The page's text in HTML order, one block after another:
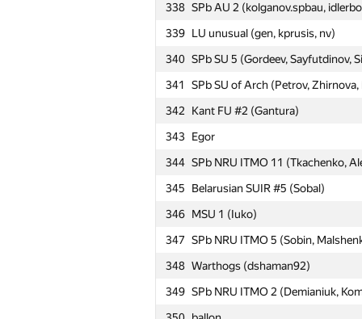
338 SPb AU 2 (kolganov.spbau,
339 LU unusual (gen, kprusis, nv)
340 SPb SU 5 (Gordeev, Sayfutdinov,
341
SPb SU of Arch (Petrov, Zhirnova,
342
Kant FU #2 (Gantura)
343 Egor
344 SPb NRU ITMO 11 (Tkachenko,
345
Belarusian SUIR #5 (Sobal)
346 MSU 1 (Iuko)
347 SPb NRU ITMO 5 (Sobin,
348 Warthogs (dshaman92)
349 SPb NRU ITMO 2 (Demianiuk,
315 LU 3: undefined (Eglajs)
316 SPb SU 12 (Malygin, Zarechenskiy,
317 BelRosU (Zaitsev)
318
BelSUT_1 (Zhigar)
319
Spear Of Triam (pele, hovinhthinh,
320 SPbSU Taken (Nik-zvonarev,
321 SPb Eng Econ SU (Buchkova,
322
Gomel SU# 2 (Yudenko)
323 VU #1 (Budriūnas)
324
Northern FU 2 (Rodionov, Kalinin,
325 Scadoosh (zura.kutsia)
326 SPb SU 10 (Belous, Tyschyuk,